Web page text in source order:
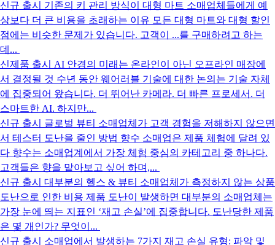
신규 출시
기존의 키 관리 방식이 대형 마트 소매업체들에게 예
상보다 더 큰 비용을 초래하는 이유 모든 대형 마트와 대형 할인
점에는 비슷한 문제가 있습니다. 고객이 ...를 구매하려고 하는
데...
신제품 출시
AI 안경의 미래는 온라인이 아닌 오프라인 매장에
서 결정될 것 수년 동안 웨어러블 기술에 대한 논의는 기술 자체
에 집중되어 왔습니다. 더 뛰어난 카메라. 더 빠른 프로세서. 더
스마트한 AI. 하지만...
신규 출시
글로벌 뷰티 소매업체가 고객 경험을 저해하지 않으면
서 테스터 도난을 줄인 방법 향수 소매업은 제품 체험에 달려 있
다 향수는 소매업계에서 가장 체험 중심의 카테고리 중 하나다.
고객들은 향을 맡아보고 싶어 하며,...
신규 출시 대부분의 헬스 & 뷰티 소매업체가 측정하지 않는 상품
도난으로 인한 비용 제품 도난이 발생하면 대부분의 소매업체는
가장 눈에 띄는 지표인 ‘재고 손실’에 집중합니다. 도난당한 제품
은 몇 개인가? 무엇이...
신규 출시
소매업에서 발생하는 7가지 재고 손실 유형: 파악 및